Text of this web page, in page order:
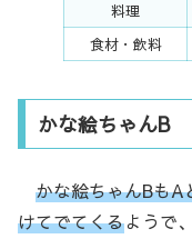
料理
食材・飲料
かな絵ちゃんB
かな絵ちゃんBもA
けてでてくるようで